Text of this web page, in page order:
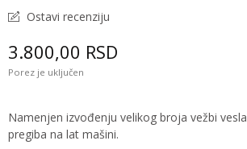
Ostavi recenziju
3.800,00 RSD
Porez je uključen
Namenjen izvođenju velikog broja vežbi
pregiba na lat mašini.